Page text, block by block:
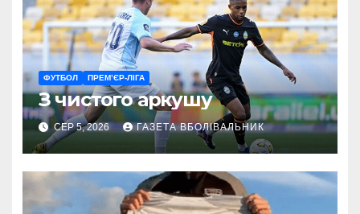
ФУТБОЛ ПРЕМ’ЄР-ЛІГА
З чистого аркушу
СЕР 5, 2026 ГАЗЕТА ВБОЛІВАЛЬНИК